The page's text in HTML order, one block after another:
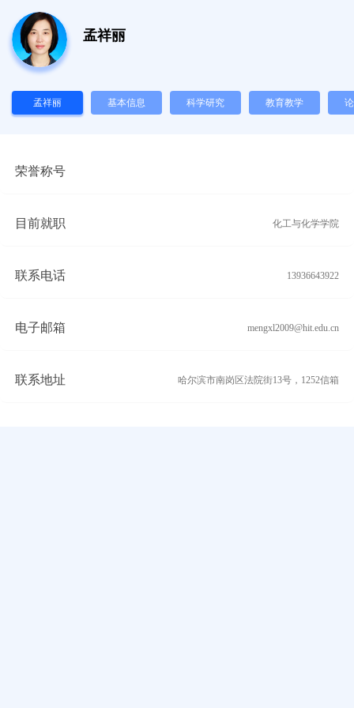
孟祥丽
孟祥丽 基本信息 科学研究 教育教学
荣誉称号
目前就职 化工与化学学院
联系电话 13936643922
电子邮箱 mengxl2009@hit.edu.cn
联系地址 哈尔滨市南岗区法院街13号，1252信箱